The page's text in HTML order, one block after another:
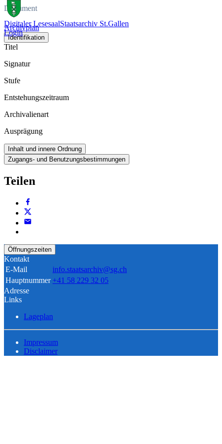
Digitaler LesesaalStaatsarchiv St.Gallen
Login
Dokument
Archivplan
Identifikation
Titel
Signatur
Stufe
Entstehungszeitraum
Archivalienart
Ausprägung
Inhalt und innere Ordnung
Zugangs- und Benutzungsbestimmungen
Teilen
Öffnungszeiten
Kontakt
E-Mail
info.staatsarchiv@sg.ch
Hauptnummer +41 58 229 32 05
Adresse
Links
Lageplan
Impressum
Disclaimer